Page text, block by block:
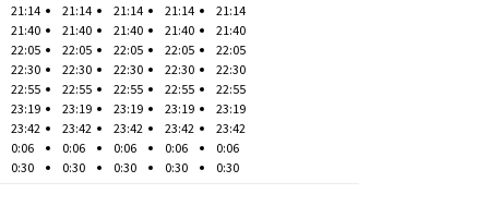
21:14
21:40
22:05
22:30
22:55
23:19
23:42
0:06
0:30
21:14
21:40
22:05
22:30
22:55
23:19
23:42
0:06
0:30
21:14
21:40
22:05
22:30
22:55
23:19
23:42
0:06
0:30
21:14
21:40
22:05
22:30
22:55
23:19
23:42
0:06
0:30
21:14
21:40
22:05
22:30
22:55
23:19
23:42
0:06
0:30